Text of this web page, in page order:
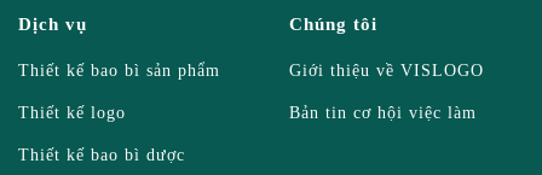
Dịch vụ
Thiết kế bao bì sản phẩm
Thiết kế logo
Thiết kế bao bì dược
Chúng tôi
Giới thiệu về VISLOGO
Bản tin cơ hội việc làm